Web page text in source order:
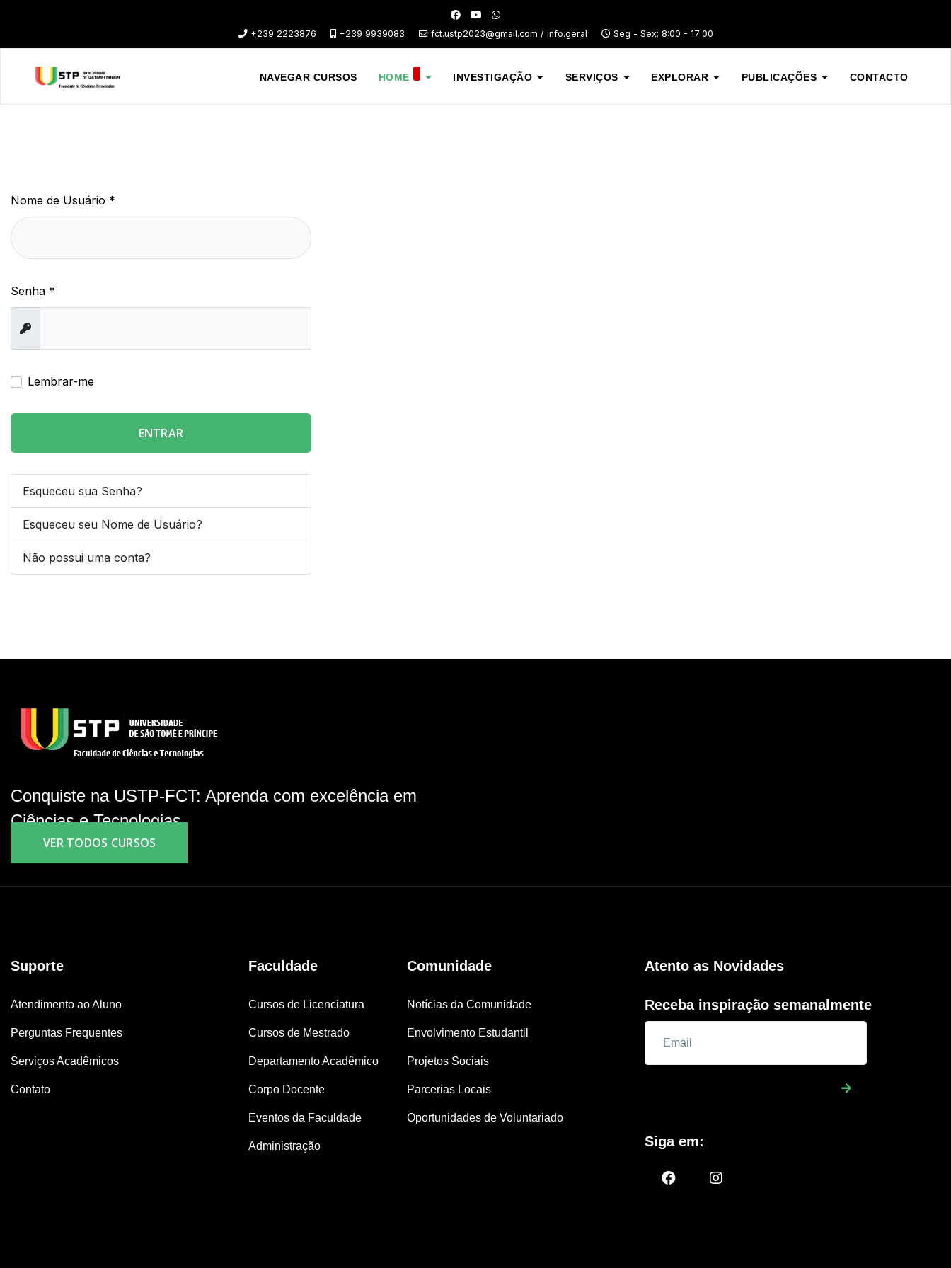
+239 2223876 +239 9939083 fct.ustp2023@gmail.com / info.geral Seg - Sex: 8:00 - 17:00
NAVEGAR CURSOS HOME INVESTIGAÇÃO SERVIÇOS EXPLORAR PUBLICAÇÕES CONTACTO
Nome de Usuário *
Senha *
Exibir
Lembrar-me
ENTRAR
Esqueceu sua Senha?
Esqueceu seu Nome de Usuário?
Não possui uma conta?
Conquiste na USTP-FCT: Aprenda com excelência em
Ciências e Tecnologias.
VER TODOS CURSOS
Suporte
Atendimento ao Aluno
Perguntas Frequentes
Serviços Acadêmicos
Contato
Faculdade
Cursos de Licenciatura
Cursos de Mestrado
Departamento Acadêmico
Corpo Docente
Eventos da Faculdade
Administração
Comunidade
Notícias da Comunidade
Envolvimento Estudantil
Projetos Sociais
Parcerias Locais
Oportunidades de Voluntariado
Atento as Novidades
Receba inspiração semanalmente
Siga em: